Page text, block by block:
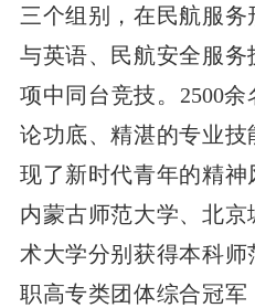
三个组别，在民航服
与英语、民航安全服
项中同台竞技。2500
论功底、精湛的专业
现了新时代青年的精神
内蒙古师范大学、北
术大学分别获得本科
职高专类团体综合冠